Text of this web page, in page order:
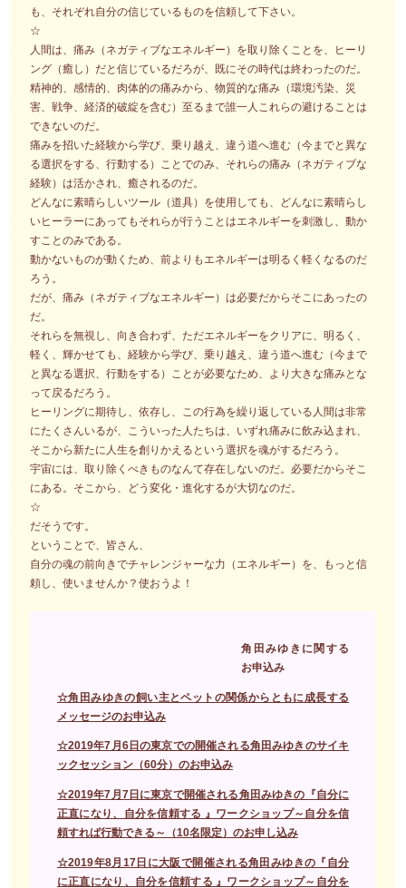
も、それぞれ自分の信じているものを信頼して下さい。
☆
人間は、痛み（ネガティブなエネルギー）を取り除くことを、ヒーリ
ング（癒し）だと信じているだろが、既にその時代は終わったのだ。
精神的、感情的、肉体的の痛みから、物質的な痛み（環境汚染、災
害、戦争、経済的破綻を含む）至るまで誰一人これらの避けることは
できないのだ。
痛みを招いた経験から学び、乗り越え、違う道へ進む（今までと異な
る選択をする、行動する）ことでのみ、それらの痛み（ネガティブな
経験）は活かされ、癒されるのだ。
どんなに素晴らしいツール（道具）を使用しても、どんなに素晴らし
いヒーラーにあってもそれらが行うことはエネルギーを刺激し、動か
すことのみである。
動かないものが動くため、前よりもエネルギーは明るく軽くなるのだ
ろう。
だが、痛み（ネガティブなエネルギー）は必要だからそこにあったの
だ。
それらを無視し、向き合わず、ただエネルギーをクリアに、明るく、
軽く、輝かせても、経験から学び、乗り越え、違う道へ進む（今まで
と異なる選択、行動をする）ことが必要なため、より大きな痛みとな
って戻るだろう。
ヒーリングに期待し、依存し、この行為を繰り返している人間は非常
にたくさんいるが、こういった人たちは、いずれ痛みに飲み込まれ、
そこから新たに人生を創りかえるという選択を魂がするだろう。
宇宙には、取り除くべきものなんて存在しないのだ。必要だからそこ
にある。そこから、どう変化・進化するが大切なのだ。
☆
だそうです。
ということで、皆さん、
自分の魂の前向きでチャレンジャーな力（エネルギー）を、もっと信
頼し、使いませんか？使おうよ！
角田みゆきに関する
お申込み
☆角田みゆきの飼い主とペットの関係からともに成長する
メッセージのお申込み
☆2019年7月6日の東京での開催される角田みゆきのサイキ
ックセッション（60分）のお申込み
☆2019年7月7日に東京で開催される角田みゆきの『自分に
正直になり、自分を信頼する 』ワークショップ～自分を信
頼すれば行動できる～（10名限定）のお申し込み
☆2019年8月17日に大阪で開催される角田みゆきの『自分
に正直になり、自分を信頼する 』ワークショップ～自分を